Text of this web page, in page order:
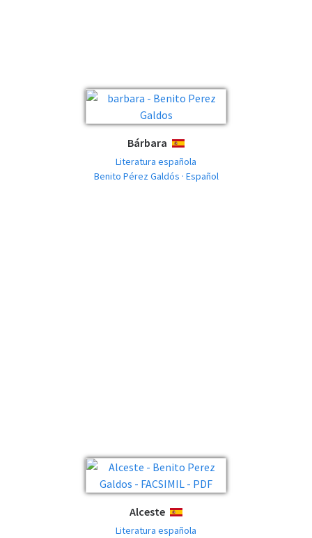
Bárbara ESPAÑOL
Literatura española
Benito Pérez Galdós · Español
Alceste ESPAÑOL
Literatura española